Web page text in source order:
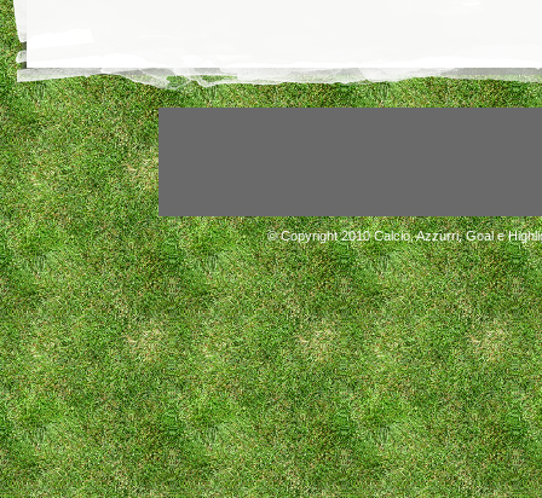
© Copyright 2010Calcio, Azzurri, Goal e